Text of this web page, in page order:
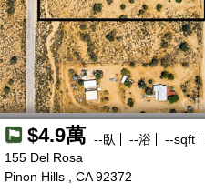
$4.9萬 --臥 --浴 --sqft
155 Del Rosa
Pinon Hills , CA 92372